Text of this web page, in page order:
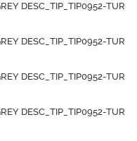
DESC_TIP_TIP0952-TUR
DESC_TIP_TIP0952-TUR
DESC_TIP_TIP0952-TUR
DESC_TIP_TIP0952-TUR